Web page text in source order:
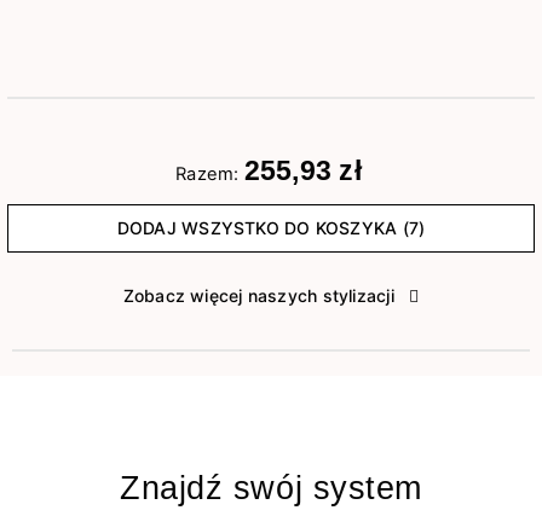
Razem: 255,93 zł
DODAJ WSZYSTKO DO KOSZYKA (7)
Zobacz więcej naszych stylizacji
Znajdź swój system